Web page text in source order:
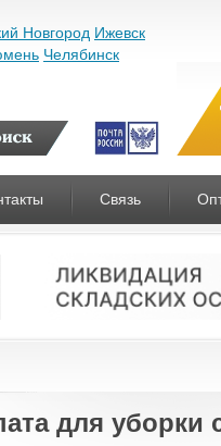
Новгород Ижевск
Челябинск
Связь
для уборки